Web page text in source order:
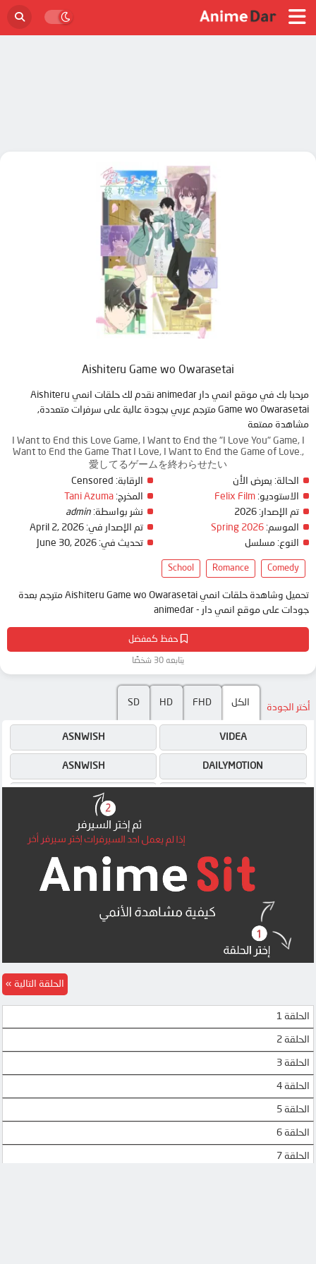
حفظ كمفضل
يتابعه 30 شخصًا
Aishiteru Game wo Owarasetai
مرحبا بك في موقع انمي دار animedar نقدم لك حلقات انمي Aishiteru
Game wo Owarasetai مترجم عربي بجودة عالية على سرفرات متعددة,
مشاهدة ممتعة
I Want to End this Love Game, I Want to End the "I Love You" Game, I
Want to End the Game That I Love, I Want to End the Game of Love.,
愛してるゲームを終わらせたい
الحالة: يعرض الأن
الاستوديو: Felix Film
تم الإصدار:
الموسم: Spring 2026
النوع: مسلسل
الرقابة:
المخرج: Tani Azuma
نشر بواسطة: admin
تم الإصدار في: April 2, 2026
تحديث في: June 30, 2026
Comedy
Romance
School
تحميل وشاهدة حلقات انمي Aishiteru Game wo Owarasetai مترجم بعدة
جودات على موقع انمي دار - animedar
أختر الجودة الكل FHD
HD
SD
VIDEA
ASNWISH
DAILYMOTION
ASNWISH
ASNWISH
4SHARED
MEGA
الحلقة 1
الحلقة 2
الحلقة 3
الحلقة 4
الحلقة 5
الحلقة 6
الحلقة 7
الحلقة التالية